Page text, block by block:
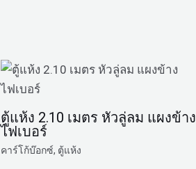
ตู้แห้ง 2.10 เมตร หัวลู่ลม แผงข้าง
ไฟเบอร์
คาร์โก้บ๊อกซ์, ตู้แห้ง